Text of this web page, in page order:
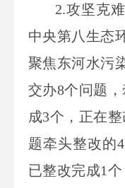
2.攻坚克
中央第八生态
聚焦东河水污
交办8个问题
成3个，正在整
题牵头整改的4
已整改完成1